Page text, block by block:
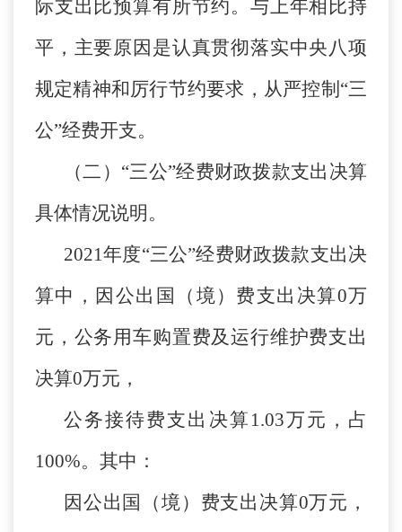
际支出比预算有所节约。与上年相比持
平，主要原因是认真贯彻落实中央八项
规定精神和厉行节约要求，从严控制“三
公”经费开支。
（二）“三公”经费财政拨款支出决算
具体情况说明。
2021年度“三公”经费财政拨款支出决
算中，因公出国（境）费支出决算0万
元，公务用车购置费及运行维护费支出
决算0万元，
公务接待费支出决算1.03万元，占
100%。其中：
因公出国（境）费支出决算0万元，